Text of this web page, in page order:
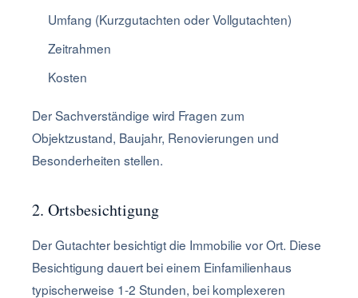
Umfang (Kurzgutachten oder Vollgutachten)
Zeitrahmen
Kosten
Der Sachverständige wird Fragen zum
Objektzustand, Baujahr, Renovierungen und
Besonderheiten stellen.
2. Ortsbesichtigung
Der Gutachter besichtigt die Immobilie vor Ort. Diese
Besichtigung dauert bei einem Einfamilienhaus
typischerweise 1-2 Stunden, bei komplexeren